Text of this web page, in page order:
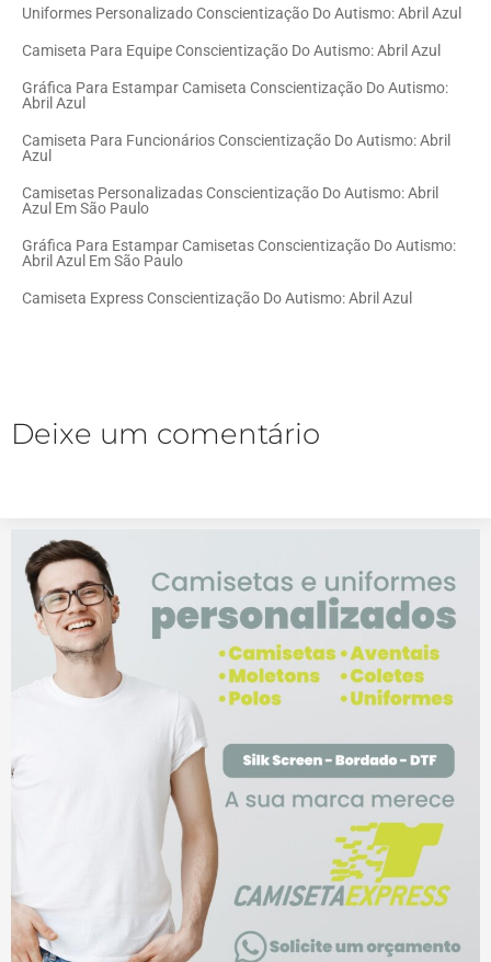
Uniformes Personalizado Conscientização Do Autismo: Abril Azul
Camiseta Para Equipe Conscientização Do Autismo: Abril Azul
Gráfica Para Estampar Camiseta Conscientização Do Autismo:
Abril Azul
Camiseta Para Funcionários Conscientização Do Autismo: Abril
Azul
Camisetas Personalizadas Conscientização Do Autismo: Abril
Azul Em São Paulo
Gráfica Para Estampar Camisetas Conscientização Do Autismo:
Abril Azul Em São Paulo
Camiseta Express Conscientização Do Autismo: Abril Azul
Deixe um comentário